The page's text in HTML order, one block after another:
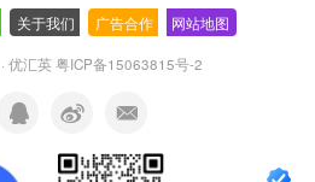
关于我们 广告合作 网站地图
优汇英粤ICP备15063815号-2